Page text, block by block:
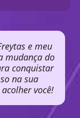
e meu
mudança do
conquistar
na sua
você!